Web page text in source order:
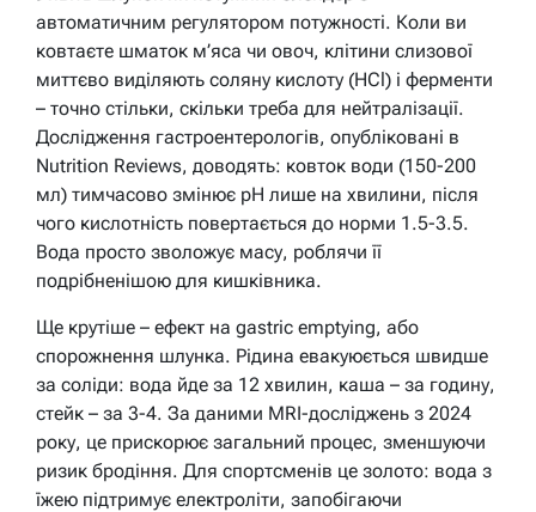
автоматичним регулятором потужності. Коли ви
ковтаєте шматок м’яса чи овоч, клітини слизової
миттєво виділяють соляну кислоту (HCl) і ферменти
– точно стільки, скільки треба для нейтралізації.
Дослідження гастроентерологів, опубліковані в
Nutrition Reviews, доводять: ковток води (150-200
мл) тимчасово змінює pH лише на хвилини, після
чого кислотність повертається до норми 1.5-3.5.
Вода просто зволожує масу, роблячи її
подрібненішою для кишківника.
Ще крутіше – ефект на gastric emptying, або
спорожнення шлунка. Рідина евакуюється швидше
за соліди: вода йде за 12 хвилин, каша – за годину,
стейк – за 3-4. За даними MRI-досліджень з 2024
року, це прискорює загальний процес, зменшуючи
ризик бродіння. Для спортсменів це золото: вода з
їжею підтримує електроліти, запобігаючи